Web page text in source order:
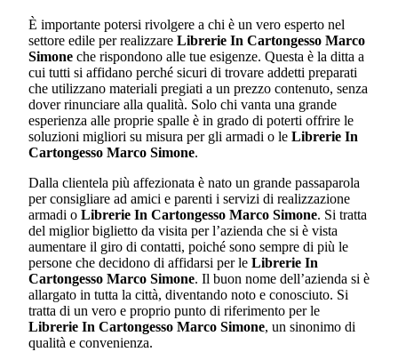
È importante potersi rivolgere a chi è un vero esperto nel
settore edile per realizzare Librerie In Cartongesso Marco
Simone che rispondono alle tue esigenze. Questa è la ditta a
cui tutti si affidano perché sicuri di trovare addetti preparati
che utilizzano materiali pregiati a un prezzo contenuto, senza
dover rinunciare alla qualità. Solo chi vanta una grande
esperienza alle proprie spalle è in grado di poterti offrire le
soluzioni migliori su misura per gli armadi o le Librerie In
Cartongesso Marco Simone.
Dalla clientela più affezionata è nato un grande passaparola
per consigliare ad amici e parenti i servizi di realizzazione
armadi o Librerie In Cartongesso Marco Simone. Si tratta
del miglior biglietto da visita per l’azienda che si è vista
aumentare il giro di contatti, poiché sono sempre di più le
persone che decidono di affidarsi per le Librerie In
Cartongesso Marco Simone. Il buon nome dell’azienda si è
allargato in tutta la città, diventando noto e conosciuto. Si
tratta di un vero e proprio punto di riferimento per le
Librerie In Cartongesso Marco Simone, un sinonimo di
qualità e convenienza.